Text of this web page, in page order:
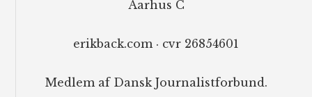
Aarhus C
erikback.com · cvr 26854601
Medlem af Dansk Journalistforbund.